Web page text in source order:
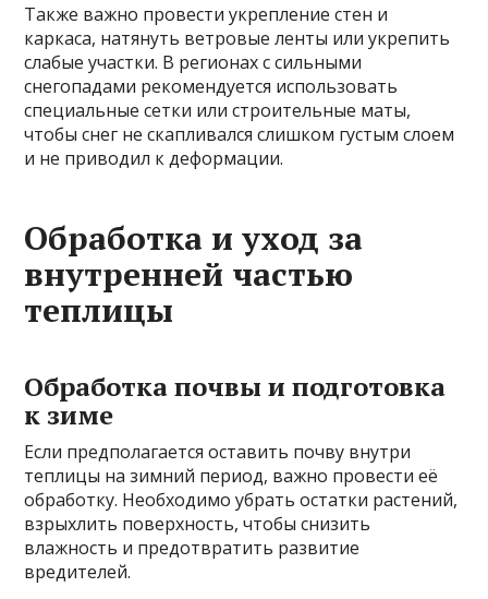
Также важно провести укрепление стен и
каркаса, натянуть ветровые ленты или укрепить
слабые участки. В регионах с сильными
снегопадами рекомендуется использовать
специальные сетки или строительные маты,
чтобы снег не скапливался слишком густым слоем
и не приводил к деформации.
Обработка и уход за
внутренней частью
теплицы
Обработка почвы и подготовка
к зиме
Если предполагается оставить почву внутри
теплицы на зимний период, важно провести её
обработку. Необходимо убрать остатки растений,
взрыхлить поверхность, чтобы снизить
влажность и предотвратить развитие
вредителей.